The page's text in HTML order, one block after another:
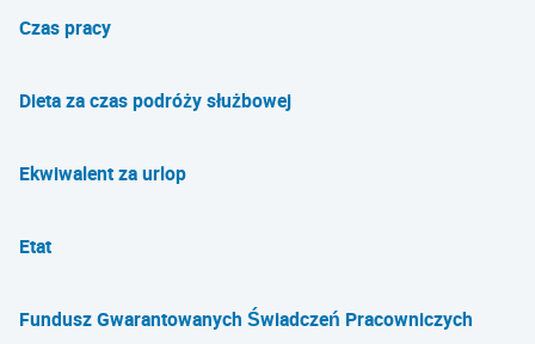
Czas pracy
Dieta za czas podróży służbowej
Ekwiwalent za urlop
Etat
Fundusz Gwarantowanych Świadczeń Pracowniczych